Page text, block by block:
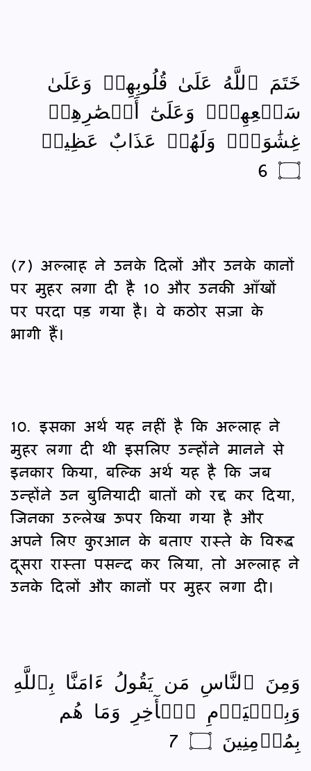
خَتَمَ ٱللَّهُ عَلَىٰ قُلُوبِهِمۡ وَعَلَىٰ
سَمۡعِهِمۡۖ وَعَلَىٰٓ أَبۡصَٰرِهِمۡ
غِشَٰوَةٞۖ وَلَهُمۡ عَذَابٌ عَظِيمٞ
۝ 6
(7) अल्लाह ने उनके दिलों और उनके कानों
पर मुहर लगा दी है 10 और उनकी आँखों
पर परदा पड़ गया है। वे कठोर सज़ा के
भागी हैं।
10. इसका अर्थ यह नहीं है कि अल्लाह ने
मुहर लगा दी थी इसलिए उन्होंने मानने से
इनकार किया, बल्कि अर्थ यह है कि जब
उन्होंने उन बुनियादी बातों को रद्द कर दिया,
जिनका उल्लेख ऊपर किया गया है और
अपने लिए कुरआन के बताए रास्ते के विरुद्ध
दूसरा रास्ता पसन्द कर लिया, तो अल्लाह ने
उनके दिलों और कानों पर मुहर लगा दी।
وَمِنَ ٱلنَّاسِ مَن يَقُولُ ءَامَنَّا بِٱللَّهِ
وَبِٱلۡيَوۡمِ ٱلۡأٓخِرِ وَمَا هُم
بِمُؤۡمِنِينَ ۝ 7